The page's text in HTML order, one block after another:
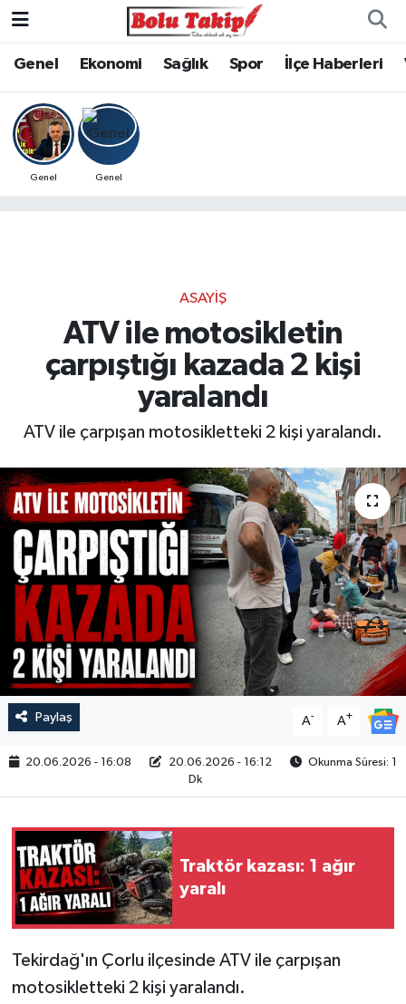
Genel Ekonomi Sağlık Spor İlçe Haberleri
Genel Genel
ASAYIŞ
ATV ile motosikletin
çarpıştığı kazada 2 kişi
yaralandı
ATV ile çarpışan motosikletteki 2 kişi yaralandı.
Paylaş A- A+
20.06.2026 - 16:08 20.06.2026 - 16:12
Okunma Süresi: 1
Dk
Traktör kazası: 1 ağır
yaralı
Tekirdağ'ın Çorlu ilçesinde ATV ile çarpışan
motosikletteki 2 kişi yaralandı.